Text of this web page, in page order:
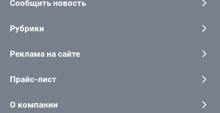
Сообщить новость
Рубрики
Реклама на сайте
Прайс-лист
О компании